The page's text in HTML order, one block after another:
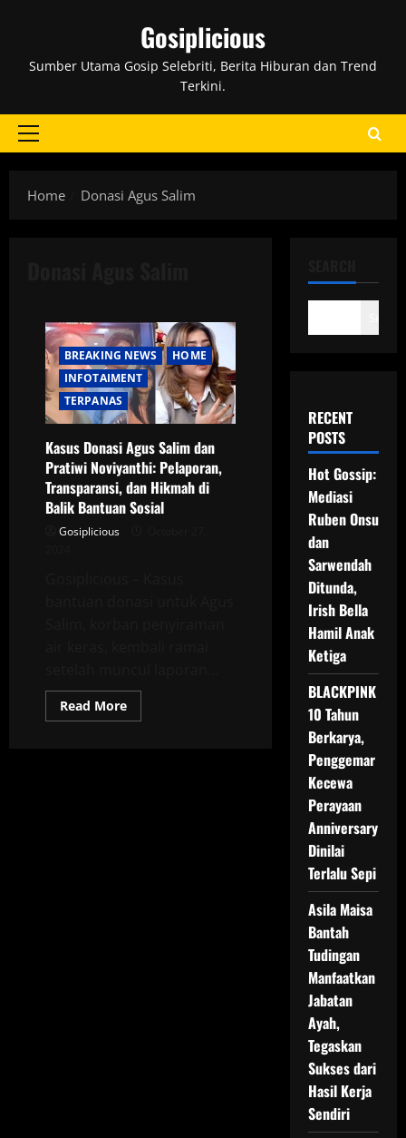
Gosiplicious
Sumber Utama Gosip Selebriti, Berita Hiburan dan Trend
Terkini.
Primary
Home
Donasi Agus Salim
BREAKING NEWS
HOME
INFOTAIMENT
TERPANAS
Kasus Donasi Agus Salim dan
Pratiwi Noviyanthi: Pelaporan,
Transparansi, dan Hikmah di
Balik Bantuan Sosial
Gosiplicious
Read MoreRead
more
RECENT
POSTS
Hot Gossip:
Mediasi
Ruben Onsu
dan
Sarwendah
Ditunda,
Irish Bella
Hamil Anak
Ketiga
BLACKPINK
10 Tahun
Berkarya,
Penggemar
Kecewa
Perayaan
Anniversary
Dinilai
Terlalu Sepi
Asila Maisa
Bantah
Tudingan
Manfaatkan
Jabatan
Ayah,
Tegaskan
Sukses dari
Hasil Kerja
Sendiri